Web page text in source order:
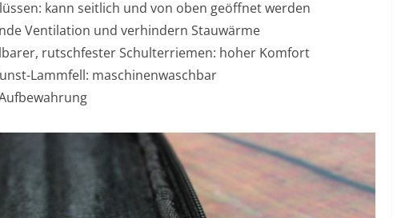
kann seitlich und von oben geöffnet werden
Ventilation und verhindern Stauwärme
rutschfester Schulterriemen: hoher Komfort
Lammfell: maschinenwaschbar